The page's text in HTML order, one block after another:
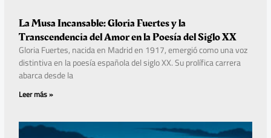
La Musa Incansable: Gloria Fuertes y la
Transcendencia del Amor en la Poesía del Siglo XX
Gloria Fuertes, nacida en Madrid en 1917, emergió como una voz
distintiva en la poesía española del siglo XX. Su prolífica carrera
abarca desde la
Leer más »